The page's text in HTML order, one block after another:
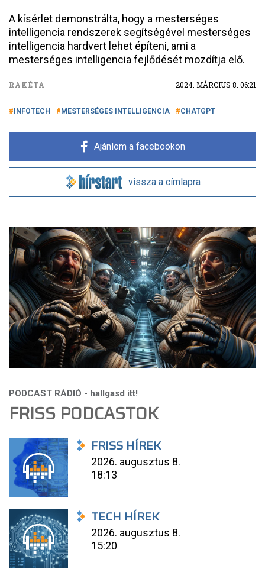
A kísérlet demonstrálta, hogy a mesterséges
intelligencia rendszerek segítségével mesterséges
intelligencia hardvert lehet építeni, ami a
mesterséges intelligencia fejlődését mozdítja elő.
RAKÉTA 2024. MÁRCIUS 8. 06:21
INFOTECH MESTERSÉGES INTELLIGENCIA CHATGPT
Ajánlom a facebookon
vissza a címlapra
FRISS PODCASTOK
FRISS HÍREK
2026. augusztus 8.
18:13
TECH HÍREK
2026. augusztus 8.
15:20